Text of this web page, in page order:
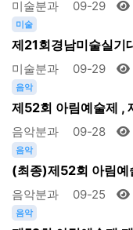
미술분과 09-29
미술
제21회경남미술실기
미술분과 09-29
음악
제52회 아림예술제 ,
음악분과 09-28
음악
(최종)제52회 아림예
음악분과 09-25
음악